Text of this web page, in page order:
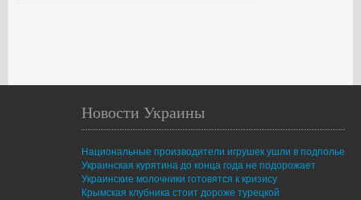
Новости Украины
Национальные производители игрушек ушли в подполье
Украинская курятина до конца года не подорожает
Украинские молочники готовятся к кризису
Крымская клубника стоит дороже турецкой